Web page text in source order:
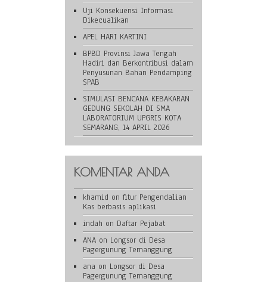
Uji Konsekuensi Informasi
Dikecualikan
APEL HARI KARTINI
BPBD Provinsi Jawa Tengah
Hadiri dan Berkontribusi dalam
Penyusunan Bahan Pendamping
SPAB
SIMULASI BENCANA KEBAKARAN
GEDUNG SEKOLAH DI SMA
LABORATORIUM UPGRIS KOTA
SEMARANG, 14 APRIL 2026
KOMENTAR ANDA
khamid on fitur Pengendalian
Kas berbasis aplikasi
indah on Daftar Pejabat
ANA on Longsor di Desa
Pagergunung Temanggung
ana on Longsor di Desa
Pagergunung Temanggung